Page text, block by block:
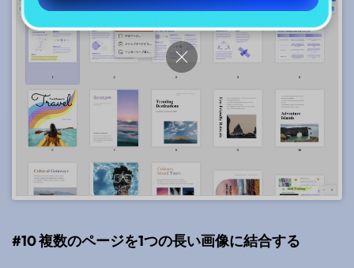
#10 複数のページを1つの長い画像に結合する